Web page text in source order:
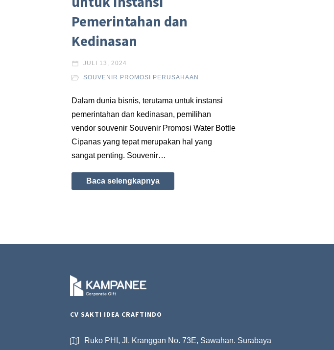
Pemerintahan dan
Kedinasan
JULI 13, 2024
SOUVENIR PROMOSI PERUSAHAAN
Dalam dunia bisnis, terutama untuk instansi
pemerintahan dan kedinasan, pemilihan
vendor souvenir Souvenir Promosi Water Bottle
Cipanas yang tepat merupakan hal yang
sangat penting. Souvenir…
Baca selengkapnya
CV SAKTI IDEA CRAFTINDO
Ruko PHI, Jl. Kranggan No. 73E, Sawahan. Surabaya